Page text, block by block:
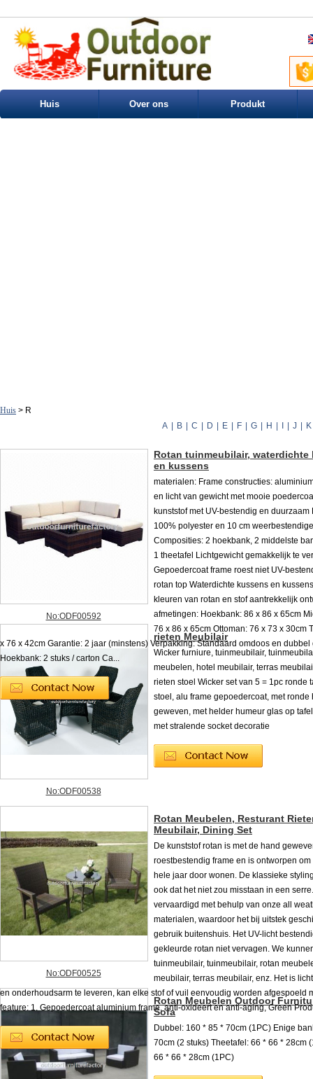
Huis Over ons Produkt
Huis > R
A
B C D E F G H J K
No:ODF00592
Rotan tuinmeubilair, waterdichte
en kussens
materialen: Frame constructies:
en licht van gewicht met mooie
kunststof met UV-bestendig en duurzaam
100% polyester en 10 cm
Composities: 2 hoekbank, 2 middelste
1 theetafel Lichtgewicht gemakkelijk te
Gepoedercoat frame roest niet UV-
rotan top Waterdichte kussens en
kleuren van rotan en stof aantrekkelijk
afmetingen: Hoekbank: 86 x 86 x 65cm
76 x 86 x 65cm Ottoman: 76 x 73 x 30cm
x 76 x 42cm Garantie: 2 jaar (minstens) Verpakking: Standaard omdoos en dubbel
Hoekbank: 2 stuks / carton Ca...
No:ODF00538
rieten Meubilair
Wicker furniure, tuinmeubilair,
meubelen, hotel meubilair, terras
rieten stoel Wicker set van 5 = 1pc ronde
stoel, alu frame gepoedercoat, met ronde
geweven, met helder humeur glas op
met stralende socket decoratie
No:ODF00525
Rotan Meubelen, Resturant
Meubilair, Dining Set
De kunststof rotan is met de hand
roestbestendig frame en is ontworpen
hele jaar door wonen. De klassieke
ook dat het niet zou misstaan ​​in een
vervaardigd met behulp van onze all
materialen, waardoor het bij uitstek
gebruik buitenshuis. Het UV-licht
gekleurde rotan niet vervagen. We
tuinmeubilair, tuinmeubilair, rotan
meubilair, terras meubilair, enz. Het is
en onderhoudsarm te leveren, kan elke stof of vuil eenvoudig worden afgespoeld
feature: 1. Gepoedercoat aluminium frame, anti-oxideert en anti-aging, Green
Rotan Meubelen Outdoor
Sofa
Dubbel: 160 * 85 * 70cm (1PC) Enige
70cm (2 stuks) Theetafel: 66 * 66 * 28cm
66 * 66 * 28cm (1PC)